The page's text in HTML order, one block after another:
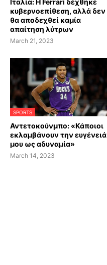
Ιταλία: Η Ferrari δέχθηκε
κυβερνοεπίθεση, αλλά δεν
θα αποδεχθεί καμία
απαίτηση λύτρων
March 21, 2023
SPORTS
Αντετοκούνμπο: «Κάποιοι
εκλαμβάνουν την ευγένειά
μου ως αδυναμία»
March 14, 2023